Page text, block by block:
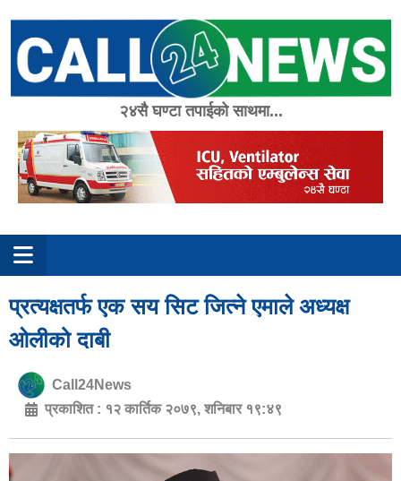
content
२४सै घण्टा तपाईको साथमा...
प्रत्यक्षतर्फ एक सय सिट जित्ने एमाले अध्यक्ष
ओलीको दाबी
Call24News
प्रकाशित : १२ कार्तिक २०७९, शनिबार १९:४९